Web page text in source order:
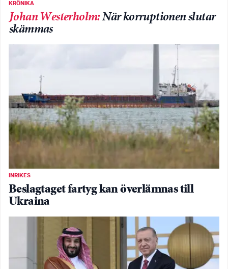
KRÖNIKA
Johan Westerholm:När korruptionen slutar
skämmas
INRIKES
Beslagtaget fartyg kan överlämnas till
Ukraina